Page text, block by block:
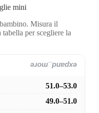
Misura il
per scegliere la
expand_more
51.0–53.0
49.0–51.0